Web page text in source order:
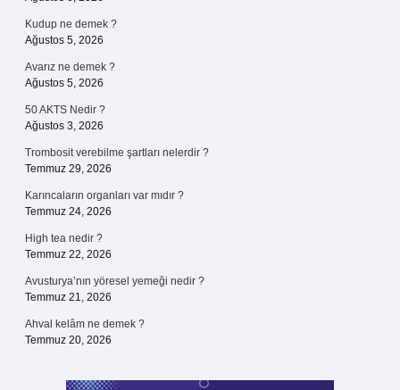
Kudup ne demek ?
Ağustos 5, 2026
Avarız ne demek ?
Ağustos 5, 2026
50 AKTS Nedir ?
Ağustos 3, 2026
Trombosit verebilme şartları nelerdir ?
Temmuz 29, 2026
Karıncaların organları var mıdır ?
Temmuz 24, 2026
High tea nedir ?
Temmuz 22, 2026
Avusturya’nın yöresel yemeği nedir ?
Temmuz 21, 2026
Ahval kelâm ne demek ?
Temmuz 20, 2026